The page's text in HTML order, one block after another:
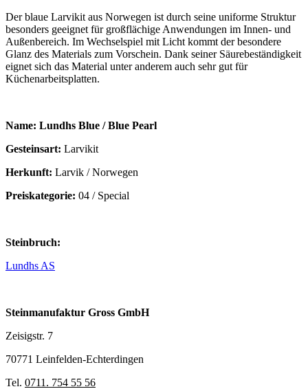
Der blaue Larvikit aus Norwegen ist durch seine uniforme Struktur
besonders geeignet für großflächige Anwendungen im Innen- und
Außenbereich. Im Wechselspiel mit Licht kommt der besondere
Glanz des Materials zum Vorschein. Dank seiner Säurebeständigkeit
eignet sich das Material unter anderem auch sehr gut für
Küchenarbeitsplatten.
Name: Lundhs Blue / Blue Pearl
Gesteinsart: Larvikit
Herkunft: Larvik / Norwegen
Preiskategorie: 04 / Special
Steinbruch:
Lundhs AS
Steinmanufaktur Gross GmbH
Zeisigstr. 7
70771 Leinfelden-Echterdingen
Tel. 0711. 754 55 56